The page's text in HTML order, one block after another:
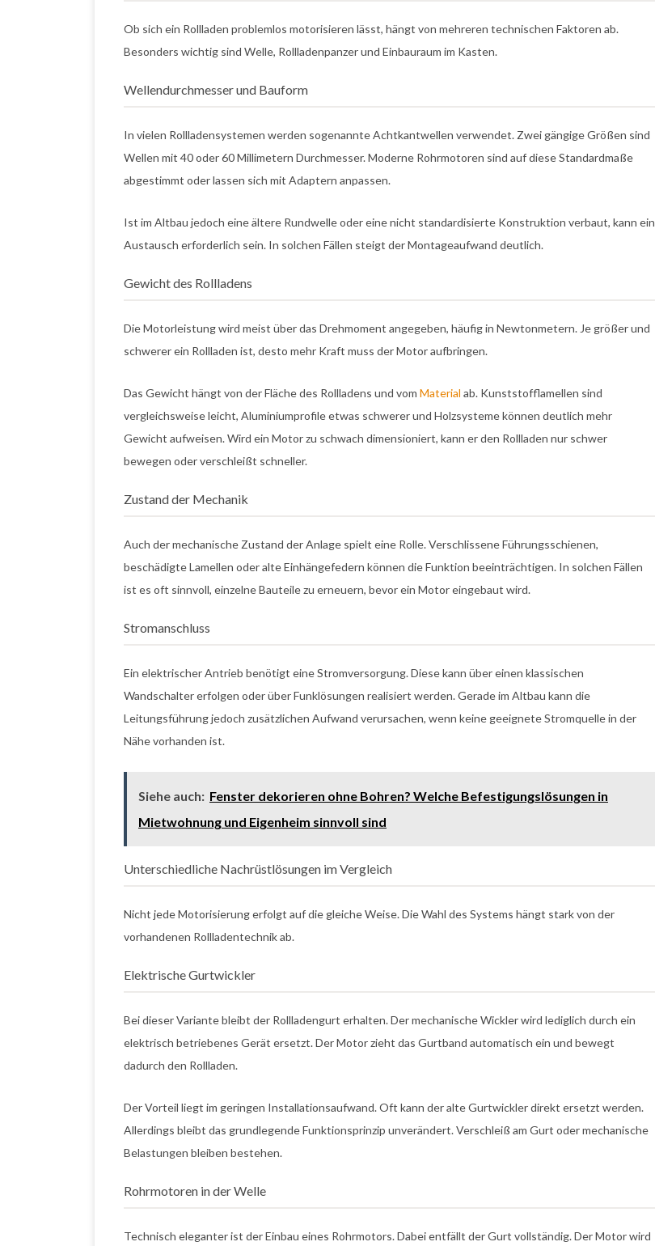
Ob sich ein Rollladen problemlos motorisieren lässt, hängt von mehreren technischen Faktoren ab.
Besonders wichtig sind Welle, Rollladenpanzer und Einbauraum im Kasten.
Wellendurchmesser und Bauform
In vielen Rollladensystemen werden sogenannte Achtkantwellen verwendet. Zwei gängige Größen sind
Wellen mit 40 oder 60 Millimetern Durchmesser. Moderne Rohrmotoren sind auf diese Standardmaße
abgestimmt oder lassen sich mit Adaptern anpassen.
Ist im Altbau jedoch eine ältere Rundwelle oder eine nicht standardisierte Konstruktion verbaut, kann ein
Austausch erforderlich sein. In solchen Fällen steigt der Montageaufwand deutlich.
Gewicht des Rollladens
Die Motorleistung wird meist über das Drehmoment angegeben, häufig in Newtonmetern. Je größer und
schwerer ein Rollladen ist, desto mehr Kraft muss der Motor aufbringen.
Das Gewicht hängt von der Fläche des Rollladens und vom Material ab. Kunststofflamellen sind
vergleichsweise leicht, Aluminiumprofile etwas schwerer und Holzsysteme können deutlich mehr
Gewicht aufweisen. Wird ein Motor zu schwach dimensioniert, kann er den Rollladen nur schwer
bewegen oder verschleißt schneller.
Zustand der Mechanik
Auch der mechanische Zustand der Anlage spielt eine Rolle. Verschlissene Führungsschienen,
beschädigte Lamellen oder alte Einhängefedern können die Funktion beeinträchtigen. In solchen Fällen
ist es oft sinnvoll, einzelne Bauteile zu erneuern, bevor ein Motor eingebaut wird.
Stromanschluss
Ein elektrischer Antrieb benötigt eine Stromversorgung. Diese kann über einen klassischen
Wandschalter erfolgen oder über Funklösungen realisiert werden. Gerade im Altbau kann die
Leitungsführung jedoch zusätzlichen Aufwand verursachen, wenn keine geeignete Stromquelle in der
Nähe vorhanden ist.
Siehe auch: Fenster dekorieren ohne Bohren? Welche Befestigungslösungen in
Mietwohnung und Eigenheim sinnvoll sind
Unterschiedliche Nachrüstlösungen im Vergleich
Nicht jede Motorisierung erfolgt auf die gleiche Weise. Die Wahl des Systems hängt stark von der
vorhandenen Rollladentechnik ab.
Elektrische Gurtwickler
Bei dieser Variante bleibt der Rollladengurt erhalten. Der mechanische Wickler wird lediglich durch ein
elektrisch betriebenes Gerät ersetzt. Der Motor zieht das Gurtband automatisch ein und bewegt
dadurch den Rollladen.
Der Vorteil liegt im geringen Installationsaufwand. Oft kann der alte Gurtwickler direkt ersetzt werden.
Allerdings bleibt das grundlegende Funktionsprinzip unverändert. Verschleiß am Gurt oder mechanische
Belastungen bleiben bestehen.
Rohrmotoren in der Welle
Technisch eleganter ist der Einbau eines Rohrmotors. Dabei entfällt der Gurt vollständig. Der Motor wird